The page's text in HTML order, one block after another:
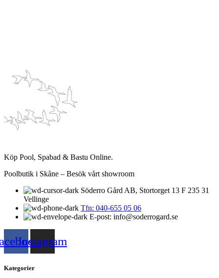
Köp Pool, Spabad & Bastu Online.
Poolbutik i Skåne – Besök vårt showroom
Söderro Gård AB, Stortorget 13 F 235 31
Vellinge
Tfn: 040-655 05 06
E-post: info@soderrogard.se
Instagram
Kategorier